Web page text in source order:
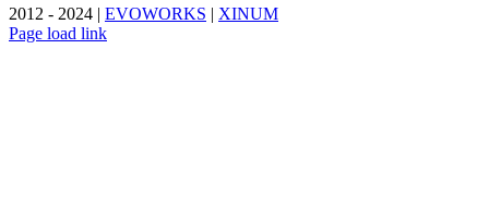
2012 - 2024 | EVOWORKS | XINUM
Page load link